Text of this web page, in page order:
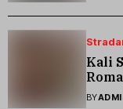
Kali
BY